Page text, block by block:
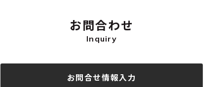
お問合わせ
Inquiry
お問合せ情報入力